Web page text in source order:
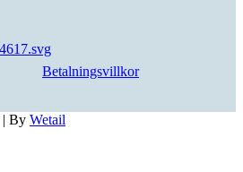
Betalningsvillkor
| By Wetail